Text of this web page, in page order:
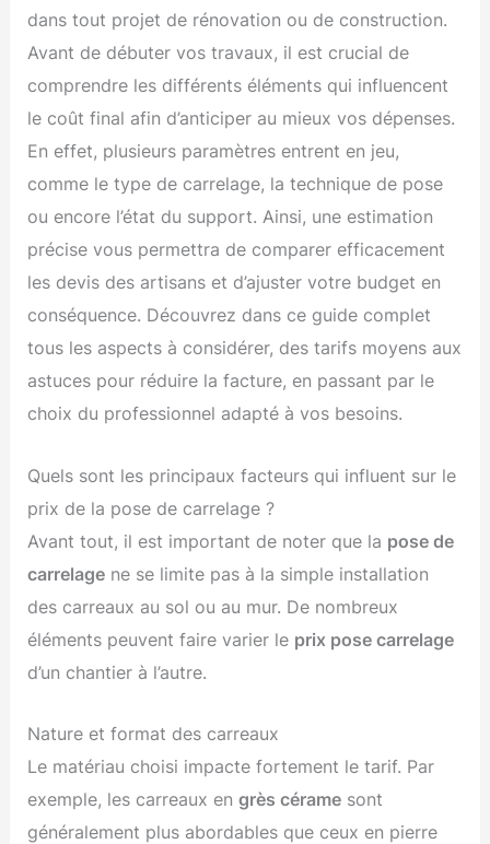
dans tout projet de rénovation ou de construction.
Avant de débuter vos travaux, il est crucial de
comprendre les différents éléments qui influencent
le coût final afin d’anticiper au mieux vos dépenses.
En effet, plusieurs paramètres entrent en jeu,
comme le type de carrelage, la technique de pose
ou encore l’état du support. Ainsi, une estimation
précise vous permettra de comparer efficacement
les devis des artisans et d’ajuster votre budget en
conséquence. Découvrez dans ce guide complet
tous les aspects à considérer, des tarifs moyens aux
astuces pour réduire la facture, en passant par le
choix du professionnel adapté à vos besoins.
Quels sont les principaux facteurs qui influent sur le
prix de la pose de carrelage ?
Avant tout, il est important de noter que la pose de
carrelage ne se limite pas à la simple installation
des carreaux au sol ou au mur. De nombreux
éléments peuvent faire varier le prix pose carrelage
d’un chantier à l’autre.
Nature et format des carreaux
Le matériau choisi impacte fortement le tarif. Par
exemple, les carreaux engrès cérame sont
généralement plus abordables que ceux en pierre